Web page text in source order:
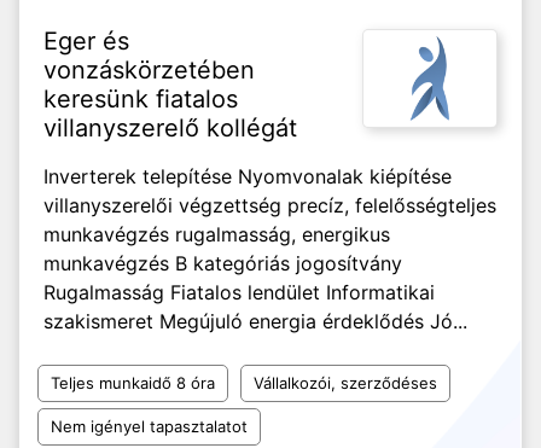
Eger és
vonzáskörzetében
keresünk fiatalos
villanyszerelő kollégát
Inverterek telepítése Nyomvonalak kiépítése
villanyszerelői végzettség precíz, felelősségteljes
munkavégzés rugalmasság, energikus
munkavégzés B kategóriás jogosítvány
Rugalmasság Fiatalos lendület Informatikai
szakismeret Megújuló energia érdeklődés Jó...
Teljes munkaidő 8 óra Vállalkozói, szerződéses
Nem igényel tapasztalatot